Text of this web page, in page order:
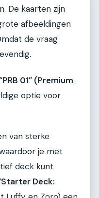
De kaarten zijn
afbeeldingen
de vraag
01” (Premium
optie voor
van sterke
je met
deck kunt
Deck: